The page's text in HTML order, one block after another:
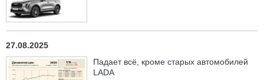
27.08.2025
Падает всё, кроме старых автомобилей
LADA